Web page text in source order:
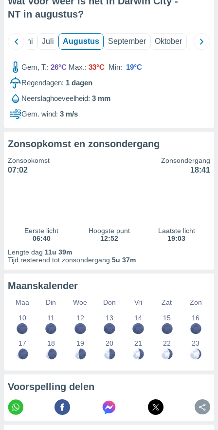
NT in augustus?
Juni Juli Augustus September Oktober
Gem, T.: 26°C Max.: 33°C Min: 19°C
Regendagen: 1 dagen
Neerslaghoeveelheid: 3 mm
Gem. wind: 3 m/s
Zonsopkomst en zonsondergang
Zonsopkomst
07:02
Zonsondergang
18:41
Eerste licht
06:40
Hoogste punt
12:52
Laatste licht
19:03
Lengte dag 11u 39m
Tijd resterend tot zonsondergang 5u 37m
Maanskalender
Maa Din Woe Don Vri Zat
Zon
10
11 12 13 14 15 16
17 18 19 20 21 22 23
Voorspelling delen